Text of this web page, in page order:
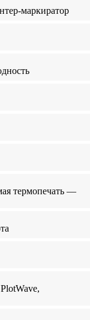
маркиратор
термопечать —